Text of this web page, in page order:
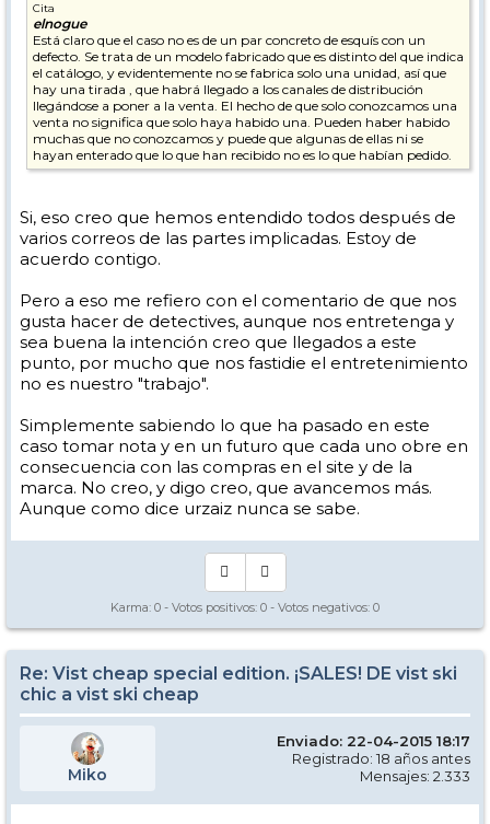
Cita
elnogue
Está claro que el caso no es de un par concreto de esquís con un
defecto. Se trata de un modelo fabricado que es distinto del que indica
el catálogo, y evidentemente no se fabrica solo una unidad, así que
hay una tirada , que habrá llegado a los canales de distribución
llegándose a poner a la venta. El hecho de que solo conozcamos una
venta no significa que solo haya habido una. Pueden haber habido
muchas que no conozcamos y puede que algunas de ellas ni se
hayan enterado que lo que han recibido no es lo que habían pedido.
Si, eso creo que hemos entendido todos después de
varios correos de las partes implicadas. Estoy de
acuerdo contigo.
Pero a eso me refiero con el comentario de que nos
gusta hacer de detectives, aunque nos entretenga y
sea buena la intención creo que llegados a este
punto, por mucho que nos fastidie el entretenimiento
no es nuestro "trabajo".
Simplemente sabiendo lo que ha pasado en este
caso tomar nota y en un futuro que cada uno obre en
consecuencia con las compras en el site y de la
marca. No creo, y digo creo, que avancemos más.
Aunque como dice urzaiz nunca se sabe.
Karma: 0 - Votos positivos: 0 - Votos negativos: 0
Re: Vist cheap special edition. ¡SALES! DE vist ski
chic a vist ski cheap
Miko
Enviado: 22-04-2015 18:17
Registrado: 18 años antes
Mensajes: 2.333